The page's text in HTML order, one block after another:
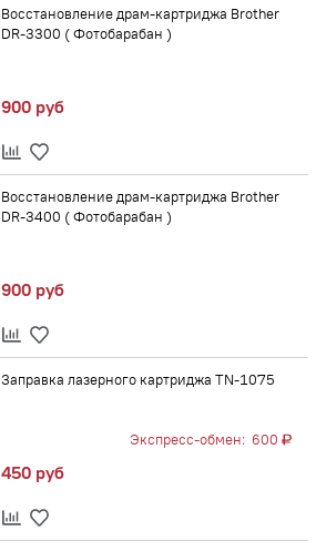
Восстановление драм-картриджа Brother
DR-3300 ( Фотобарабан )
900 руб
Восстановление драм-картриджа Brother
DR-3400 ( Фотобарабан )
900 руб
Заправка лазерного картриджа TN-1075
Экспресс-обмен: 600
450 руб